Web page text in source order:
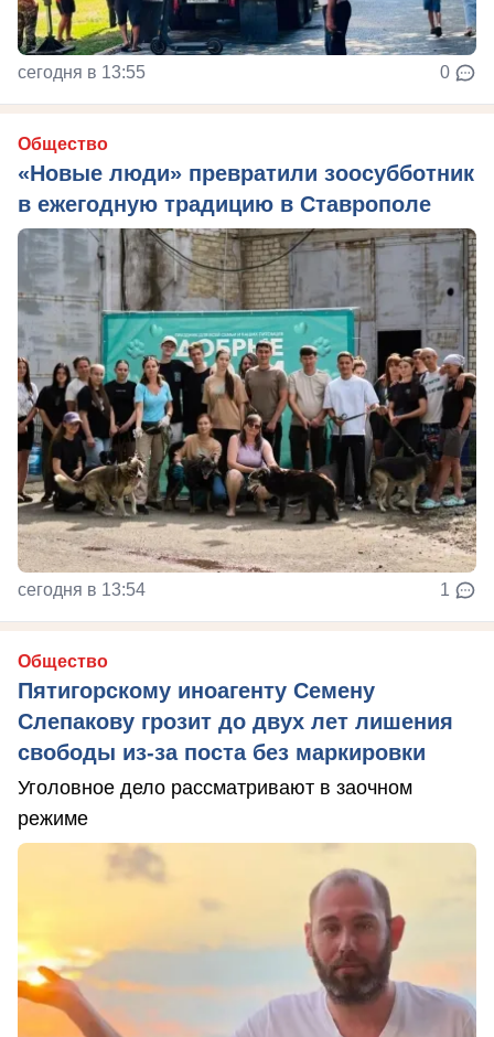
сегодня в 13:55 0
Общество
«Новые люди» превратили зоосубботник
в ежегодную традицию в Ставрополе
сегодня в 13:54 1
Общество
Пятигорскому иноагенту Семену
Слепакову грозит до двух лет лишения
свободы из-за поста без маркировки
Уголовное дело рассматривают в заочном
режиме